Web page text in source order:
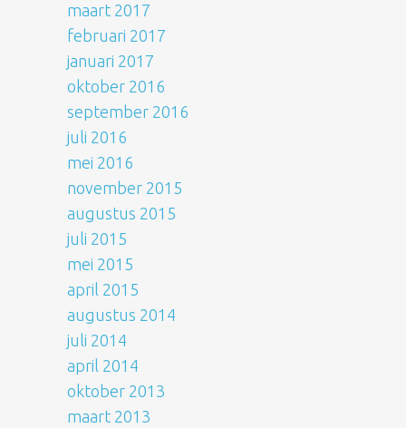
maart 2017
februari 2017
januari 2017
oktober 2016
september 2016
juli 2016
mei 2016
november 2015
augustus 2015
juli 2015
mei 2015
april 2015
augustus 2014
juli 2014
april 2014
oktober 2013
maart 2013